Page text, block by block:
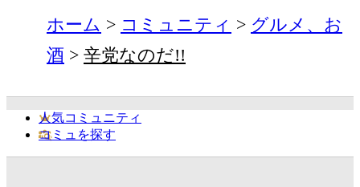
ホーム コミュニティ
グルメ、お
酒
辛党なのだ!!
人気コミュニティ
コミュを探す